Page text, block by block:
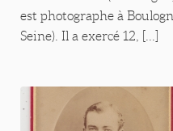
est photographe à
Seine). Il a exercé 12, [...]